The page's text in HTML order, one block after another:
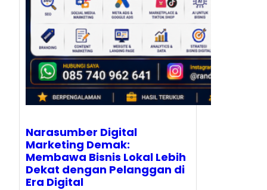
Narasumber Digital
Marketing Demak:
Membawa Bisnis Lokal Lebih
Dekat dengan Pelanggan di
Era Digital